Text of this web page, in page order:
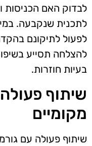
לבדוק האם הכניסות
לתכנית שנקבעה.
לפעול לתיקונם
להצלחה תסייע
בעיות חוזרות.
שיתוף
מקומיים
שיתוף פעולה עם